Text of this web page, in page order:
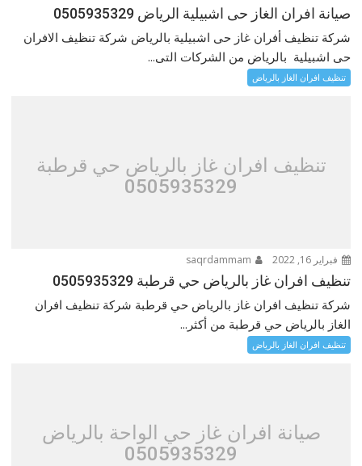
صيانة افران الغاز حى اشبيلية الرياض 0505935329
شركة تنظيف أفران غاز حى اشبيلية بالرياض شركة تنظيف الافران
حى اشبيلية بالرياض من الشركات التى...
تنظيف افران الغاز بالرياض
تنظيف افران غاز بالرياض حي قرطبة
0505935329
فبراير 16, 2022
تنظيف افران غاز بالرياض حي قرطبة 0505935329
شركة تنظيف افران غاز بالرياض حي قرطبة شركة تنظيف افران
الغاز بالرياض حي قرطبة من أكثر...
تنظيف افران الغاز بالرياض
صيانة افران غاز حي الواحة بالرياض
0505935329